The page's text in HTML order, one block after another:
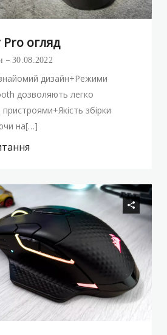
огляд
30.08.2022
дизайн+Режими
дозволяють легко
збірки
на[…]